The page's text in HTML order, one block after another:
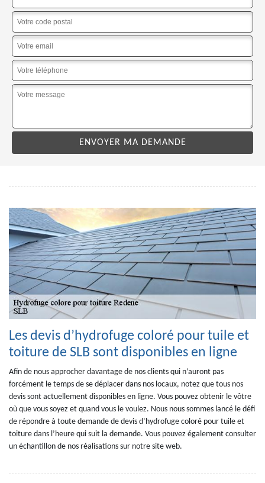
Les devis d’hydrofuge coloré pour tuile et
toiture de SLB sont disponibles en ligne
Afin de nous approcher davantage de nos clients qui n’auront pas
forcément le temps de se déplacer dans nos locaux, notez que tous nos
devis sont actuellement disponibles en ligne. Vous pouvez obtenir le vôtre
où que vous soyez et quand vous le voulez. Nous nous sommes lancé le défi
de répondre à toute demande de devis d’hydrofuge coloré pour tuile et
toiture dans l’heure qui suit la demande. Vous pouvez également consulter
un échantillon de nos réalisations sur notre site web.